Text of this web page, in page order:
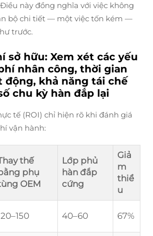
này đồng nghĩa với việc không
bộ chi tiết — một việc tốn kém —
trước.
sở hữu: Xem xét các yếu
nhân công, thời gian
động, khả năng tái chế
chu kỳ hàn đắp lại
tế (ROI) chỉ hiện rõ khi đánh giá
vận hành:
thế
phụ
OEM
Lớp phủ
hàn đắp
cứng
Giả
m
thiể
u
40–60 67%